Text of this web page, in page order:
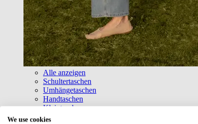
Alle anzeigen
Schultertaschen
Umhängetaschen
Handtaschen
Kleintaschen
Shopper
We use cookies